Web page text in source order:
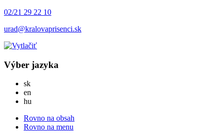
02/21 29 22 10
urad@kralovaprisenci.sk
Výber jazyka
skSlovensky
en
hu
Rovno na obsah
Rovno na menu